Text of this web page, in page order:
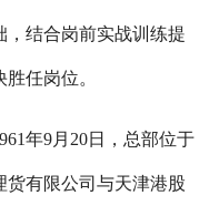
，结合岗前实战训练提
任岗位。
年9月20日，总部位于
货有限公司与天津港股